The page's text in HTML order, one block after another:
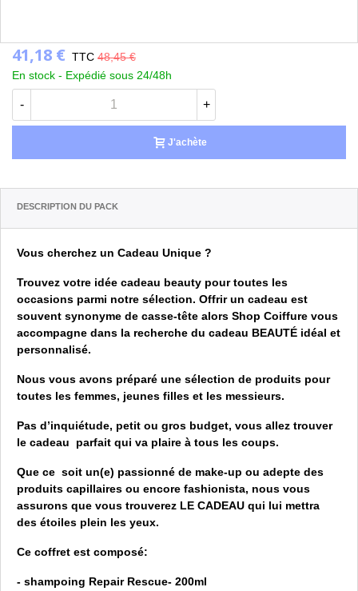
41,18 € TTC 48,45 €
En stock - Expédié sous 24/48h
- +
J'achète
Description du pack
Vous cherchez un Cadeau Unique ?
Trouvez votre idée cadeau beauty pour toutes les
occasions parmi notre sélection. Offrir un cadeau est
souvent synonyme de casse-tête alors Shop Coiffure vous
accompagne dans la recherche du cadeau BEAUTÉ idéal et
personnalisé.
Nous vous avons préparé une sélection de produits pour
toutes les femmes, jeunes filles et les messieurs.
Pas d’inquiétude, petit ou gros budget, vous allez trouver
le cadeau parfait qui va plaire à tous les coups.
Que ce soit un(e) passionné de make-up ou adepte des
produits capillaires ou encore fashionista, nous vous
assurons que vous trouverez LE CADEAU qui lui mettra
des étoiles plein les yeux.
Ce coffret est composé:
- shampoing Repair Rescue- 200ml